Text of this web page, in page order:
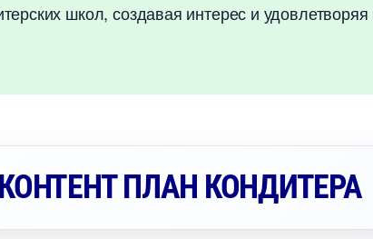
школ, создавая интерес и удовлетворяя
КОНТЕНТ ПЛАН КОНДИТЕРА